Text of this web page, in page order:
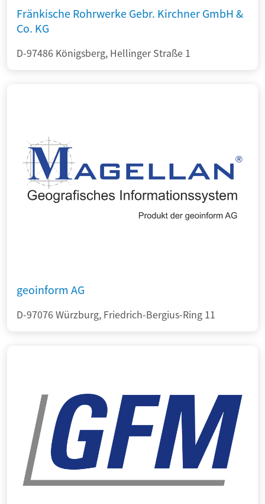
Fränkische Rohrwerke Gebr. Kirchner GmbH &
Co. KG
D-97486 Königsberg, Hellinger Straße 1
geoinform AG
D-97076 Würzburg, Friedrich-Bergius-Ring 11